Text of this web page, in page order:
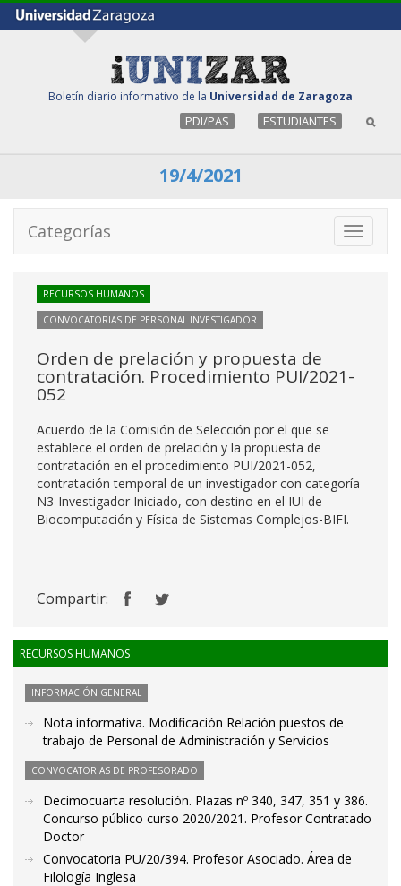
Boletín diario informativo de la Universidad de Zaragoza
PDI/PAS ESTUDIANTES
19/4/2021
Toggle
Categorías
RECURSOS HUMANOS
CONVOCATORIAS DE PERSONAL INVESTIGADOR
Orden de prelación y propuesta de
contratación. Procedimiento PUI/2021-
052
Acuerdo de la Comisión de Selección por el que se
establece el orden de prelación y la propuesta de
contratación en el procedimiento PUI/2021-052,
contratación temporal de un investigador con categoría
N3-Investigador Iniciado, con destino en el IUI de
Biocomputación y Física de Sistemas Complejos-BIFI.
Compartir:
RECURSOS HUMANOS
INFORMACIÓN GENERAL
Nota informativa. Modificación Relación puestos de
trabajo de Personal de Administración y Servicios
CONVOCATORIAS DE PROFESORADO
Decimocuarta resolución. Plazas nº 340, 347, 351 y 386.
Concurso público curso 2020/2021. Profesor Contratado
Doctor
Convocatoria PU/20/394. Profesor Asociado. Área de
Filología Inglesa